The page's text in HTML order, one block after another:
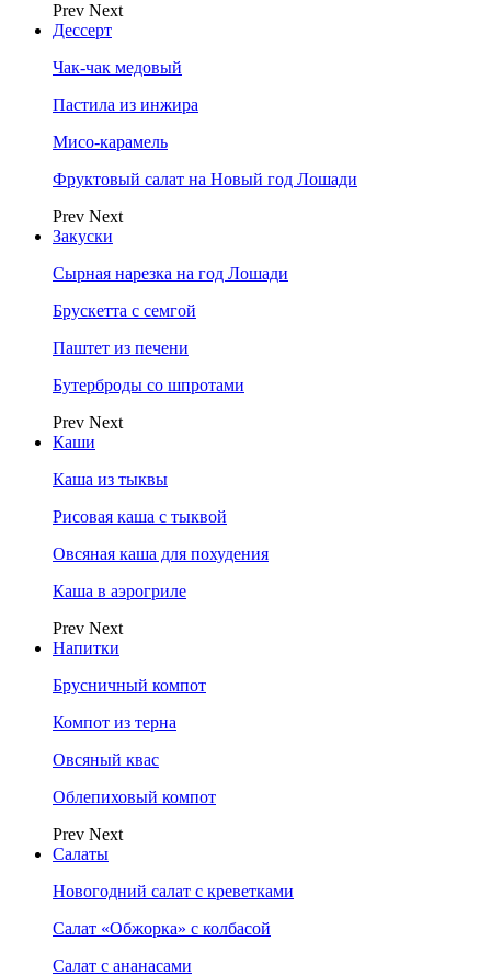
Prev Next
Дессерт
Чак-чак медовый
Пастила из инжира
Мисо-карамель
Фруктовый салат на Новый год Лошади
Prev Next
Закуски
Сырная нарезка на год Лошади
Брускетта с семгой
Паштет из печени
Бутерброды со шпротами
Prev Next
Каши
Каша из тыквы
Рисовая каша с тыквой
Овсяная каша для похудения
Каша в аэрогриле
Prev Next
Напитки
Брусничный компот
Компот из терна
Овсяный квас
Облепиховый компот
Prev Next
Салаты
Новогодний салат с креветками
Салат «Обжорка» с колбасой
Салат с ананасами